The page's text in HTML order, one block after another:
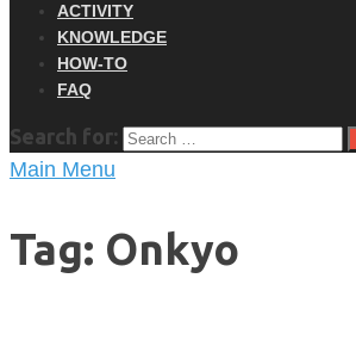
ACTIVITY
KNOWLEDGE
HOW-TO
FAQ
Search for:
Main Menu
Tag: Onkyo